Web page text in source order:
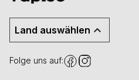
Land auswählen
Folge uns auf: